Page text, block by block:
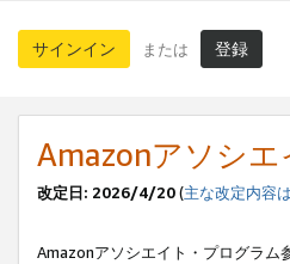
サインイン または 登録
Amazonアソシ
改定日: 2026/4/20(主な改定内容
Amazonアソシエイト・プログラム